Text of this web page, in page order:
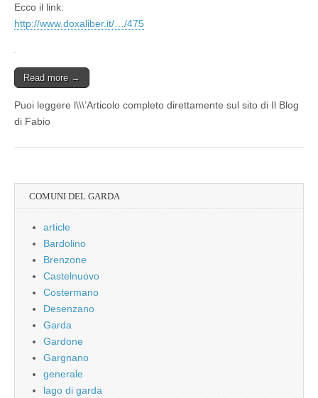
Ecco il link:
http://www.doxaliber.it/…/475
Read more →
Puoi leggere l\\\’Articolo completo direttamente sul sito di Il Blog
di Fabio
COMUNI DEL GARDA
article
Bardolino
Brenzone
Castelnuovo
Costermano
Desenzano
Garda
Gardone
Gargnano
generale
lago di garda